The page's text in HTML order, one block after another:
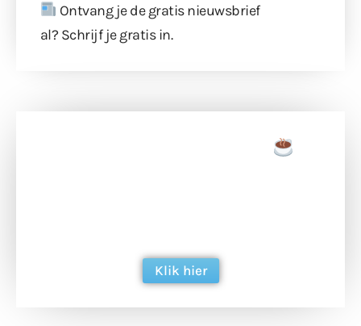
Ontvang je de gratis nieuwsbrief
al? Schrijf je gratis in.
Klik hier